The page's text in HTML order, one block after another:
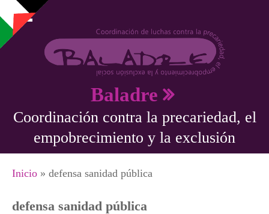
Pasar al contenido principal
Baladre
Coordinación contra la precariedad, el
empobrecimiento y la exclusión
Se encuentra usted aquí
Inicio » defensa sanidad pública
defensa sanidad pública